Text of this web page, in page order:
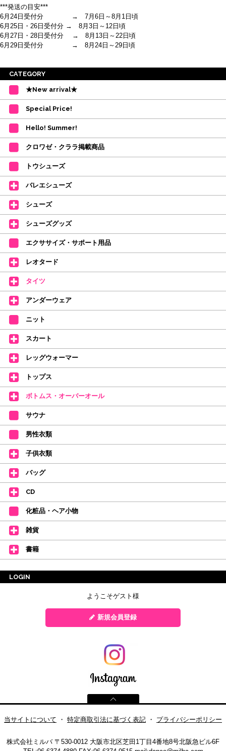
***発送の目安***
6月24日受付分 → 7月6日～8月1日頃
6月25日・26日受付分 → 8月3日～12日頃
6月27日・28日受付分 → 8月13日～22日頃
6月29日受付分 → 8月24日～29日頃
※ご注意
間を目安として下さい。
・在庫の確保は発送の直前に行います。カートに入れて注文完了となって
ご注文商品が在庫切れの場合は、上記お目安の頃にご連絡させていただき
カード決済をされたお客様は決済金額の変更をさせていただきます。
【ミルバ×たけいみき】オリジナルタオルが新登場!
レッスンのお供にはもちろん、毎日の持ち歩きやギフトにもぴったりのミル
バオリジナルタオルです。
たけいみきさんが描く「夢かわいい」バレエイラストが、そのままタオルに
なりました。
デラロミラノ2026コレクションの販売を開始しました☆
↑ご購入頂いたお客様に、デラロミラノのロゴ入りボールペンをプレゼント
中。
(お一人様1本限りになります)
価格改定のお知らせ
2026年4月1日よりシューズ全般、衣類など商品を値上げしました。
何卒ご理解いただけますようお願い申し上げます
【シューズのフィッティングについて】
全店、ご予約不要です(18:30まで)。タイツ・ソックス・トウパッドを
持参してください。
皆さまのダンスライフをサポートできるようなさまざまな商品をご紹介して
おります。
【新商品はこちらから】 ←ここをクリック♪
CATEGORY
★New arrival★
Special Price!
Hello! Summer!
クロワゼ・クララ掲載商品
トウシューズ
バレエシューズ
シューズ
シューズグッズ
エクササイズ・サポート用品
レオタード
タイツ
アンダーウェア
ニット
スカート
レッグウォーマー
トップス
ボトムス・オーバーオール
サウナ
男性衣類
子供衣類
バッグ
CD
化粧品・ヘア小物
雑貨
書籍
LOGIN
ようこそゲスト様
新規会員登録
当サイトについて ・ 特定商取引法に基づく表記 ・ プライバシーポリシー
株式会社ミルバ 〒530-0012 大阪市北区芝田1丁目4番地8号北阪急ビル6F